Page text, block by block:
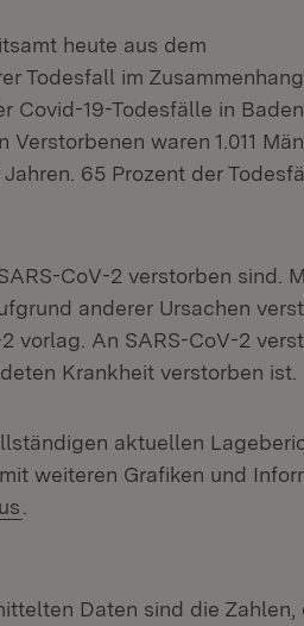
heute aus dem
Todesfall im
Covid-19-Todesfälle in
Verstorbenen waren 1.011
65 Prozent der
CoV-2 verstorben sind.
anderer Ursachen
vorlag. An SARS-CoV-2
Krankheit verstorben ist.
aktuellen
weiteren Grafiken und
Daten sind die Zahlen,